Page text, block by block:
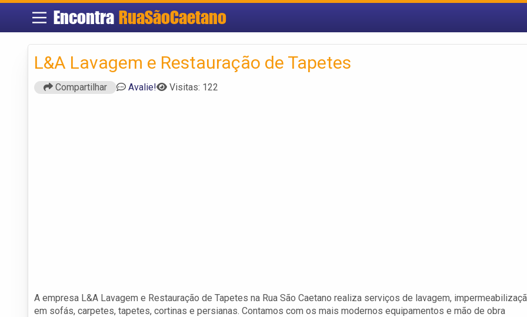
Encontra RuaSãoCaetano
L&A Lavagem e Restauração de Tapetes
Compartilhar Avalie! Visitas: 122
A empresa L&A Lavagem e Restauração de Tapetes na Rua São Caetano realiza serviços de lavagem,
em sofás, carpetes, tapetes, cortinas e persianas. Contamos com os mais modernos equipamentos e mão de obra